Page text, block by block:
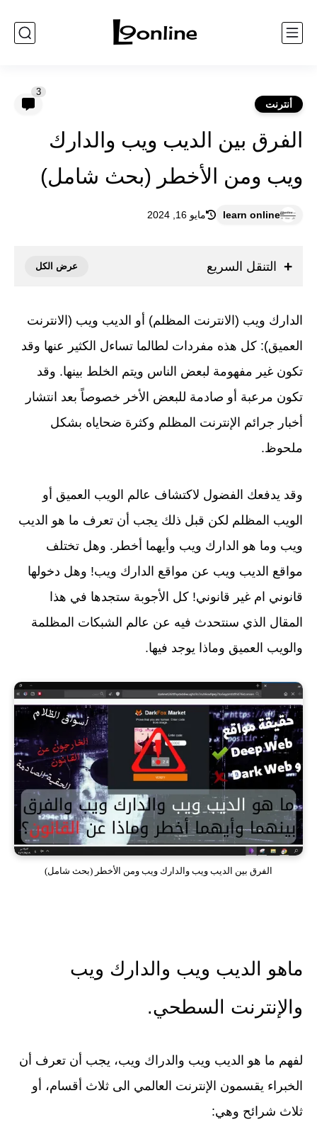
أنترنت
3
الفرق بين الديب ويب والدارك
ويب ومن الأخطر (بحث شامل)
learn online مايو 16, 2024
التنقل السريع
الدارك ويب (الانترنت المظلم) أو الديب ويب (الانترنت
العميق): كل هذه مفردات لطالما تساءل الكثير عنها وقد
تكون غير مفهومة لبعض الناس ويتم الخلط بينها. وقد
تكون مرعبة أو صادمة للبعض الأخر خصوصاً بعد انتشار
أخبار جرائم الإنترنت المظلم وكثرة ضحاياه بشكل
ملحوظ.
وقد يدفعك الفضول لاكتشاف عالم الويب العميق أو
الويب المظلم لكن قبل ذلك يجب أن تعرف ما هو الديب
ويب وما هو الدارك ويب وأيهما أخطر. وهل تختلف
مواقع الديب ويب عن مواقع الدارك ويب! وهل دخولها
قانوني ام غير قانوني! كل الأجوبة ستجدها في هذا
المقال الذي سنتحدث فيه عن عالم الشبكات المظلمة
والويب العميق وماذا يوجد فيها.
الفرق بين الديب ويب والدارك ويب ومن الأخطر (بحث شامل)
ماهو الديب ويب والدارك ويب
والإنترنت السطحي.
لفهم ما هو الديب ويب والدراك ويب، يجب أن تعرف أن
الخبراء يقسمون الإنترنت العالمي الى ثلاث أقسام، أو
ثلاث شرائح وهي: